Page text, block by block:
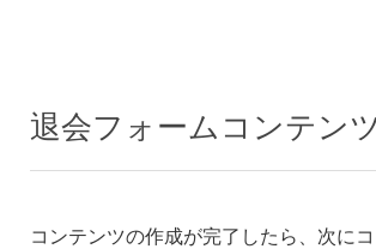
退会フォームコンテン
コンテンツの作成が完了したら、次に